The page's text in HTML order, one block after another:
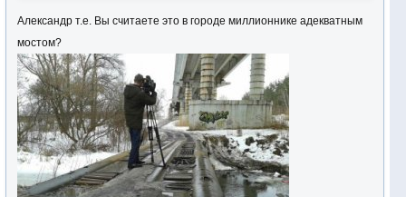
Александр т.е. Вы считаете это в городе миллионнике адекватным
мостом?